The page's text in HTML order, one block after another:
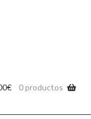
€ 0 productos